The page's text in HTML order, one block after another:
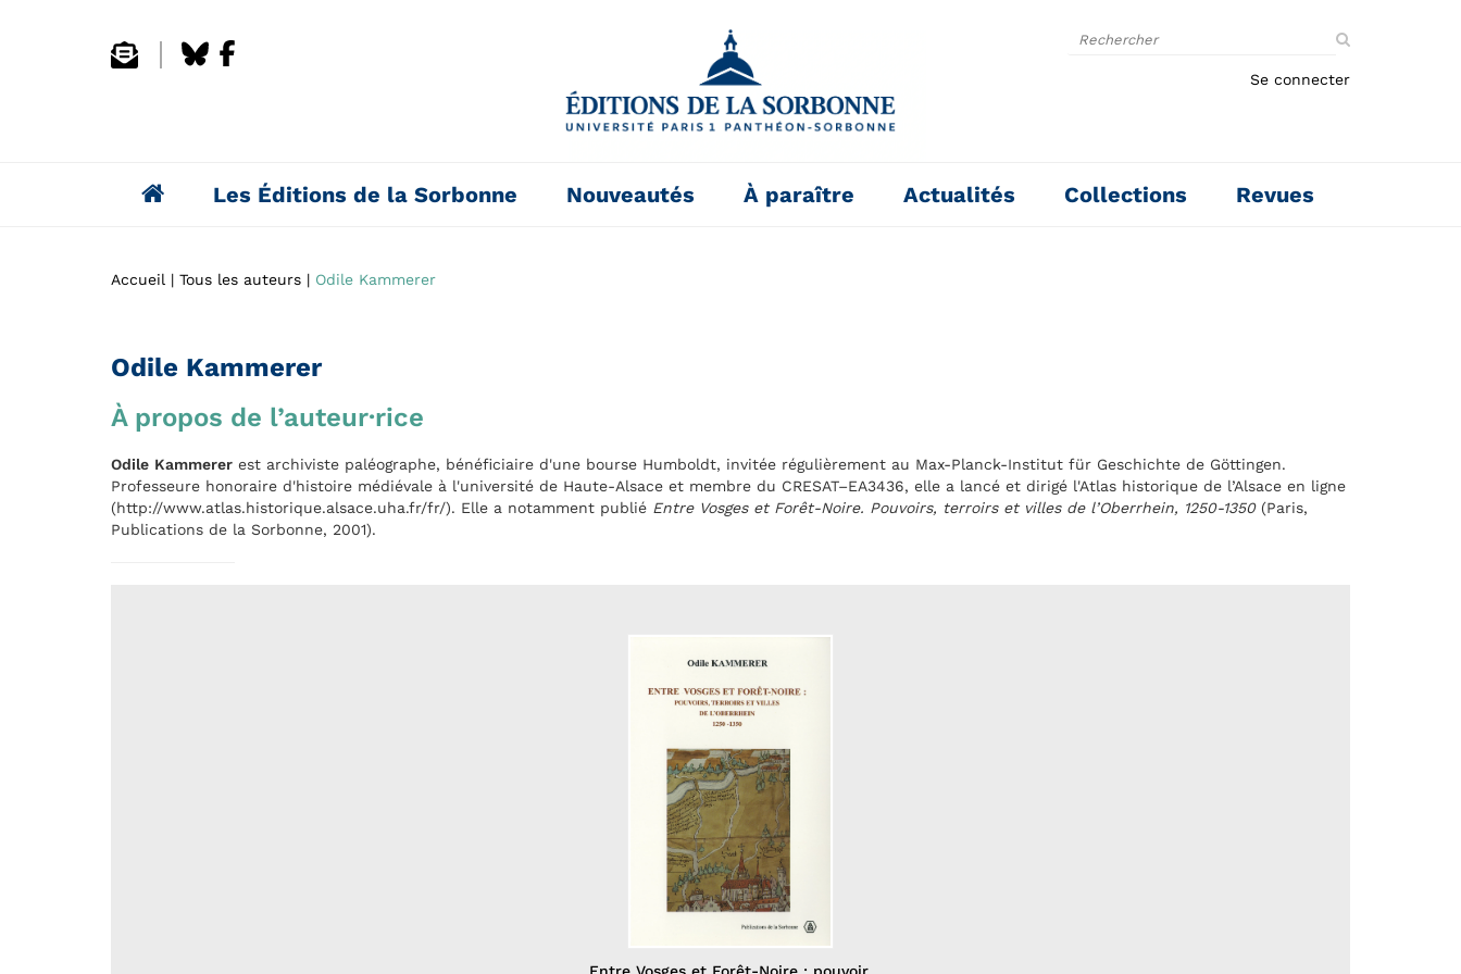
le
Se connecter
Les Éditions de la Sorbonne Nouveautés À paraître Actualités Collections Revues
Accueil Tous les auteurs Odile Kammerer
Odile Kammerer
À propos de l’auteur·rice
Odile Kammerer est archiviste paléographe, bénéficiaire d'une bourse Humboldt, invitée régulièrement au Max-Planck-Institut für Geschichte de Göttingen.
Professeure honoraire d'histoire médiévale à l'université de Haute-Alsace et membre du CRESAT–EA3436, elle a lancé et dirigé l'Atlas historique de l’Alsace en ligne
(http://www.atlas.historique.alsace.uha.fr/fr/). Elle a notamment publié Entre Vosges et Forêt-Noire. Pouvoirs, terroirs et villes de l’Oberrhein, 1250-1350(Paris,
Publications de la Sorbonne, 2001).